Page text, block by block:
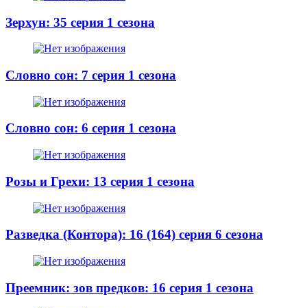
Зерхун: 35 серия 1 сезона
Словно сон: 7 серия 1 сезона
Словно сон: 6 серия 1 сезона
Розы и Грехи: 13 серия 1 сезона
Разведка (Контора): 16 (164) серия 6 сезона
Преемник: зов предков: 16 серия 1 сезона